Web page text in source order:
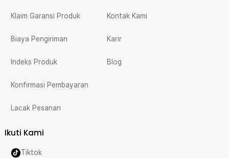
Klaim Garansi Produk
Biaya Pengiriman
Indeks Produk
Konfirmasi Pembayaran
Lacak Pesanan
Kontak Kami
Karir
Blog
Ikuti Kami
Tiktok